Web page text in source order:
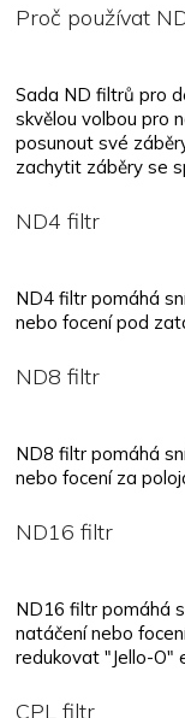
Proč používat
Sada ND filtrů pro
skvělou volbou pro
posunout své
zachytit záběry se
ND4 filtr
ND4 filtr pomáhá
nebo focení pod
ND8 filtr
ND8 filtr pomáhá
nebo focení za
ND16 filtr
ND16 filtr pomáhá
natáčení nebo
redukovat "Jello-O"
CPL filtr